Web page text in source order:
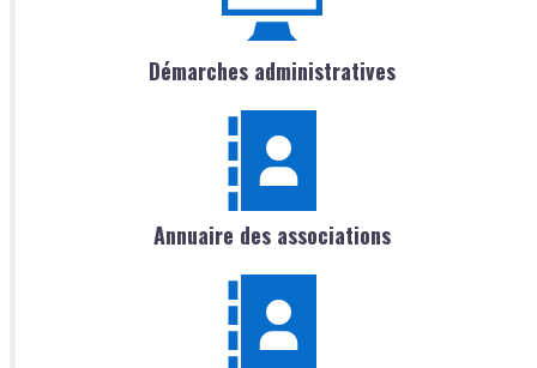
Démarches administratives
Annuaire des associations